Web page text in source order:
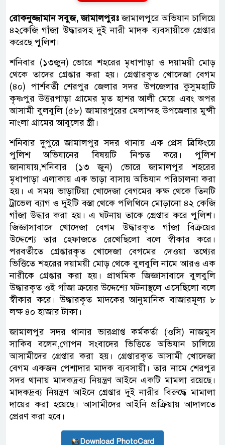
রোকনুজ্জামান সবুজ, জামালপুরঃজামালপুরে অভিযান চালিয়ে
৪২কেজি গাঁজা উদ্ধারসহ দুই নারী মাদক ব্যবসায়ীকে গ্রেপ্তার
করেছে পুলিশ।
শনিবার (১৩জুন) ভোরে শহরের মৃধাপাড়া ও দয়াময়ী মোড়
থেকে তাদের গ্রেপ্তার করা হয়। গ্রেপ্তারকৃত খোদেজা বেগম
(৪০) পার্শবর্তী শেরপুর জেলার সদর উপজেলার কুসুমহাটি
কৃষ্ণপুর উত্তরপাড়া গ্রামের মৃত হাশর আলী মেয়ে এবং অপর
আসামী বুলবুলি (৫৮) জামারপুরের মেলান্দহ উপজেলার মুন্সী
নাংলা গ্রামের আবুলের স্ত্রী।
শনিবার দুপুরে জামালপুর সদর থানায় এক প্রেস ব্রিফিংয়ে
পুলিশ অভিযানের বিষয়টি নিশ্চত করে। পুলিশ
জানাযায়,শনিবার (১৩ জুন) ভোরে জামালপুর শহরের
মৃধাপাড়া এলাকায় এক ভাড়া বাসায় অভিযান পরিচালনা করা
হয়। এ সময় ভাড়াটিয়া খোদেজা বেগমের কক্ষ থেকে তিনটি
ট্রাভেল ব্যাগ ও দুইটি বস্তা থেকে পলিথিনে মোড়ানো ৪২ কেজি
গাঁজা উদ্ধার করা হয়। এ ঘটনায় তাকে গ্রেপ্তার করে পুলিশ।
জিজ্ঞাসাবাদে খোদেজা বেগম উদ্ধারকৃত গাঁজা বিক্রয়ের
উদ্দেশ্যে তার হেফাজতে রেখেছিলো বলে স্বীকার করে।
পরবর্তীতে গ্রেপ্তারকৃত খোদেজা বেগমের দেওয়া তথ্যের
ভিত্তিতে শহরের দয়াময়ী মোড় থেকে বুলবুলি নামে আরও এক
নারীকে গ্রেপ্তার করা হয়। প্রাথমিক জিজ্ঞাসাবাদে বুলবুলি
উদ্ধারকৃত ওই গাঁজা ক্রয়ের উদ্দেশ্যে ঘটনাস্থলে এসেছিলো বলে
স্বীকার করে। উদ্ধারকৃত মাদকের আনুমানিক বাজারমূল্য ৮
লক্ষ ৪০ হাজার টাকা।
জামালপুর সদর থানার ভারপ্রাপ্ত কর্মকর্তা (ওসি) নাজমুস
সাকিব বলেন,গোপন সংবাদের ভিত্তিতে অভিযান চালিয়ে
আসামীদের গ্রেপ্তার করা হয়। গ্রেপ্তারকৃত আসামী খোদেজা
বেগম একজন পেশাদার মাদক ব্যবসায়ী। তার নামে শেরপুর
সদর থানায় মাদকদ্রব্য নিয়ন্ত্রণ আইনে একটি মামলা রয়েছে।
মাদকদ্রব্য নিয়ন্ত্রণ আইনে গ্রেপ্তার দুই নারীর বিরুদ্ধে মামালা
দায়ের করা হয়েছে। আসামীদের আইনি প্রক্রিয়ায় আদালতে
প্রেরণ করা হবে।
Download PhotoCard